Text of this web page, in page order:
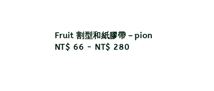
Fruit 割型和紙膠帶－pion
Regular
NT$ 66 - NT$ 280